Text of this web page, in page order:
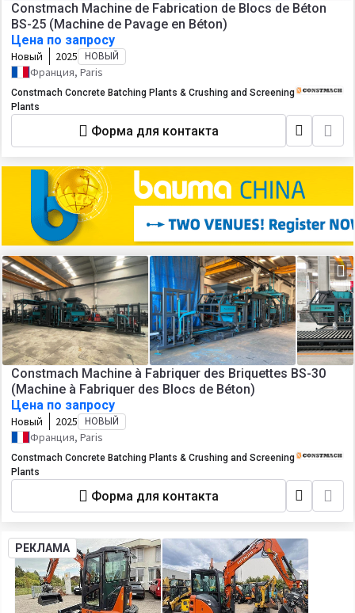
Constmach Machine de Fabrication de Blocs de Béton
BS-25 (Machine de Pavage en Béton)
Цена по запросу
Новый 2025 НОВЫЙ
Франция, Paris
Constmach Concrete Batching Plants & Crushing and Screening
Plants
Форма для контакта
Constmach Machine à Fabriquer des Briquettes BS-30
(Machine à Fabriquer des Blocs de Béton)
Цена по запросу
Новый 2025 НОВЫЙ
Франция, Paris
Constmach Concrete Batching Plants & Crushing and Screening
Plants
Форма для контакта
РЕКЛАМА